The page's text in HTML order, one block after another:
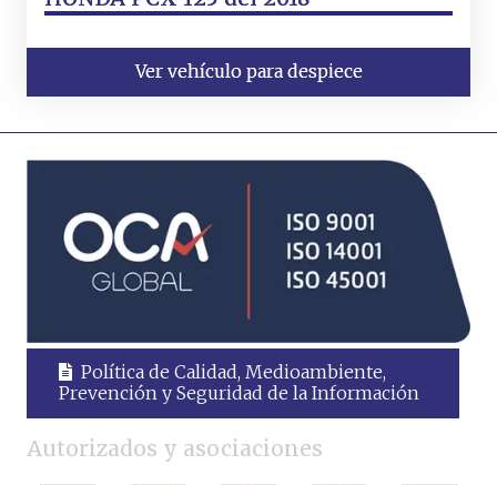
Ver vehículo para despiece
Política de Calidad, Medioambiente,
Prevención y Seguridad de la Información
Autorizados y asociaciones